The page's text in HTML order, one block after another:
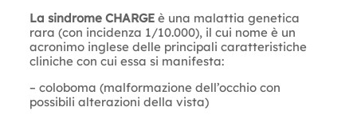
La sindrome CHARGEè una malattia genetica
rara (con incidenza 1/10.000), il cui nome è un
acronimo inglese delle principali caratteristiche
cliniche con cui essa si manifesta:
– coloboma (malformazione dell’occhio con
possibili alterazioni della vista)